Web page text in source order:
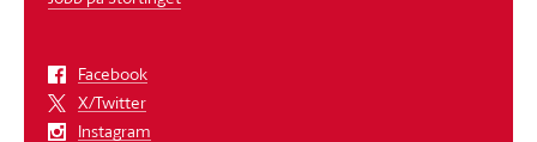
Facebook
X/Twitter
Instagram